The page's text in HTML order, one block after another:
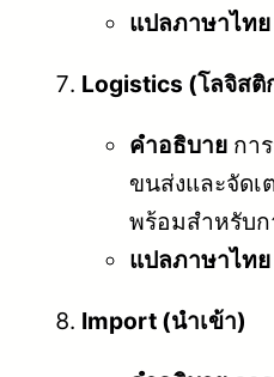
แปลภาษาไทย
Logistics (โลจิสติ
คำอธิบาย กา
ขนส่งและจัดเ
พร้อมสำหรับก
แปลภาษาไทย
Import (นำเข้า)